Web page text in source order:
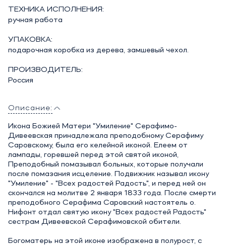
ТЕХНИКА ИСПОЛНЕНИЯ:
ручная работа
УПАКОВКА:
подарочная коробка из дерева, замшевый чехол.
ПРОИЗВОДИТЕЛЬ:
Россия
Описание:
Икона Божией Матери "Умиление" Серафимо-
Дивеевская принадлежала преподобному Серафиму
Саровскому, была его келейной иконой. Елеем от
лампады, горевшей перед этой святой иконой,
Преподобный помазывал больных, которые получали
после помазания исцеление. Подвижник называл икону
"Умиление" - "Всех радостей Радость", и перед ней он
скончался на молитве 2 января 1833 года. После смерти
преподобного Серафима Саровский настоятель о.
Нифонт отдал святую икону "Всех радостей Радость"
сестрам Дивеевской Серафимовской обители.
Богоматерь на этой иконе изображена в полурост, с